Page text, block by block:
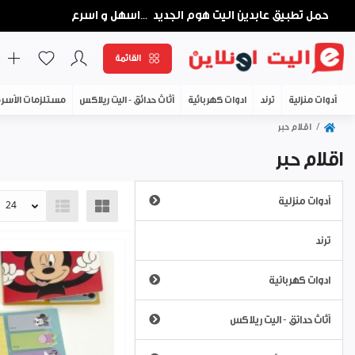
حمل تطبيق عابدين اليت هوم الجديد ...اسهل و اسرع
القائمة
أدوات منزلية ترند ادوات كهربائية أثاث حدائق - اليت ريلاكس مستلزمات
اقلام حبر
اقلام حبر
أدوات منزلية
اباريق وبكارج
طاولات الكوي - مناشر الغسيل
اواني خبز - بايركس
اواني/طناجر طبخ
ترند
ادوات كهربائية
ابريق ماء كهرباء
العناية الشخصية
أثاث حدائق - اليت ريلاكس